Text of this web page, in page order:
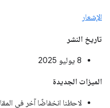
الإشعار
تاريخ النشر
‫8 يوليو 2025
الميزات الجديدة
لاحظنا انخفاضًا آخر في